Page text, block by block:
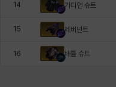
14 가디언 슈트
15 레버넌트
16 배틀 슈트